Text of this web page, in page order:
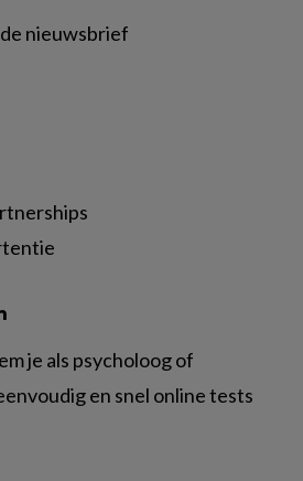
nieuwsbrief
je als psycholoog of
en snel online tests